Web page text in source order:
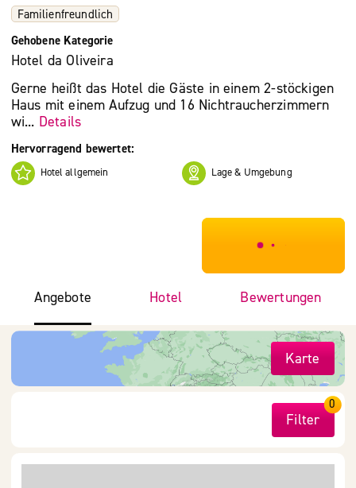
Familienfreundlich
Gehobene Kategorie
Hotel da Oliveira
Gerne heißt das Hotel die Gäste in einem 2-stöckigen
Haus mit einem Aufzug und 16 Nichtraucherzimmern
wi... Details
Hervorragend bewertet:
Hotel allgemein Lage & Umgebung
***************
Angebote Hotel Bewertungen
Karte
Filter
0